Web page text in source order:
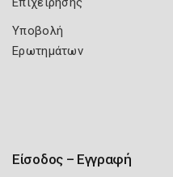
Υποβολή
Ερωτημάτων
Είσοδος – Εγγραφή